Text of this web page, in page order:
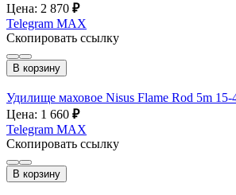
Цена: 2 870 ₽
Telegram MAX
Скопировать ссылку
В корзину
Удилище маховое Nisus Flame Rod 5m 15-
Цена: 1 660 ₽
Telegram MAX
Скопировать ссылку
В корзину